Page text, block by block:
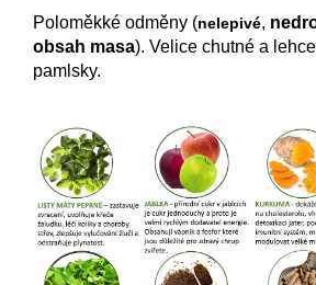
Poloměkké odměny (nelepivé,
obsah masa). Velice chutné a
pamlsky.